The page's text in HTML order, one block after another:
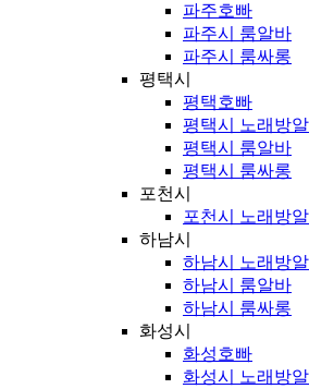
파주호빠
파주시 룸알바
파주시 룸싸롱
평택시
평택호빠
평택시 노래방
평택시 룸알바
평택시 룸싸롱
포천시
포천시 노래방
하남시
하남시 노래방
하남시 룸알바
하남시 룸싸롱
화성시
화성호빠
화성시 노래방